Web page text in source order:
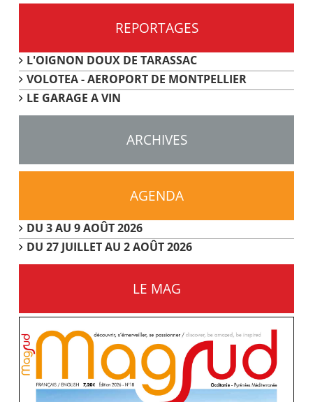
REPORTAGES
L'OIGNON DOUX DE TARASSAC
VOLOTEA - AEROPORT DE MONTPELLIER
LE GARAGE A VIN
ARCHIVES
AGENDA
DU 3 AU 9 AOÛT 2026
DU 27 JUILLET AU 2 AOÛT 2026
LE MAG